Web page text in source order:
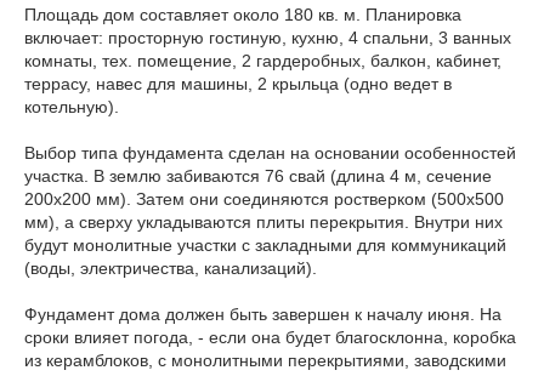
Площадь дом составляет около 180 кв. м. Планировка
включает: просторную гостиную, кухню, 4 спальни, 3 ванных
комнаты, тех. помещение, 2 гардеробных, балкон, кабинет,
террасу, навес для машины, 2 крыльца (одно ведет в
котельную).
Выбор типа фундамента сделан на основании особенностей
участка. В землю забиваются 76 свай (длина 4 м, сечение
200х200 мм). Затем они соединяются ростверком (500х500
мм), а сверху укладываются плиты перекрытия. Внутри них
будут монолитные участки с закладными для коммуникаций
(воды, электричества, канализаций).
Фундамент дома должен быть завершен к началу июня. На
сроки влияет погода, - если она будет благосклонна, коробка
из керамблоков, с монолитными перекрытиями, заводскими